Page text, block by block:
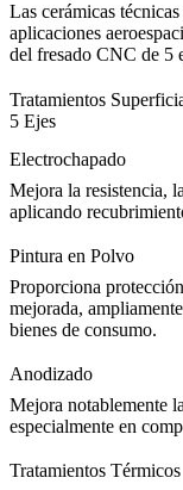
Las cerámicas
aplicaciones
del fresado CNC de 5
Tratamientos
5 Ejes
Electrochapado
Mejora la resistencia,
aplicando
Pintura en Polvo
Proporciona
mejorada,
bienes de consumo.
Anodizado
Mejora notablemente
especialmente en
Tratamientos Térmicos